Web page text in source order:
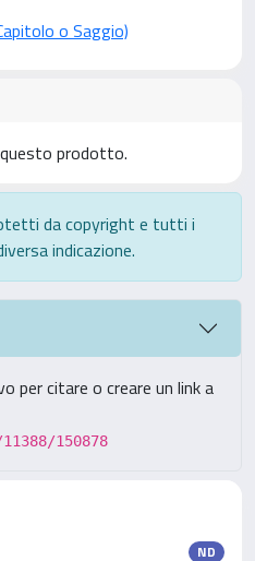
o Saggio)
prodotto.
da copyright e tutti i
indicazione.
per citare o creare un link a
150878
ND